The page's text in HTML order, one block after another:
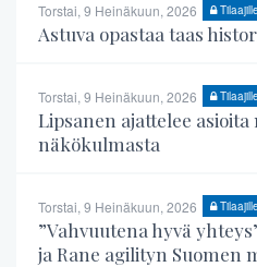
Torstai, 9 Heinäkuun, 2026
Astuva opastaa taas
Torstai, 9 Heinäkuun, 2026
Lipsanen ajattelee
näkökulmasta
Torstai, 9 Heinäkuun, 2026
”Vahvuutena hyvä
ja Rane agilityn Suomen